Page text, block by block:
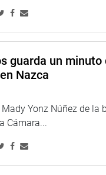
todo el país que
por haber
de sus alumnos
Sagrado Corazón,
Wiener, Sede
(JRG)
guarda un
Nazca
Yonz Núñez de la
Cámara...